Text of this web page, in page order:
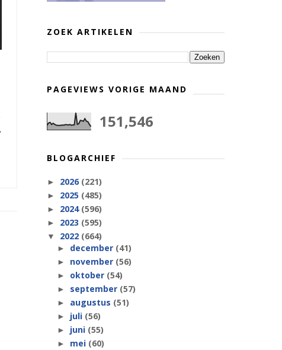
ZOEK ARTIKELEN
PAGEVIEWS VORIGE MAAND
151,546
BLOGARCHIEF
► 2026 (221)
► 2025 (485)
► 2024 (596)
► 2023 (595)
▼ 2022 (664)
► december (41)
► november (56)
► oktober (54)
► september (57)
► augustus (51)
► juli (56)
► juni (55)
► mei (60)